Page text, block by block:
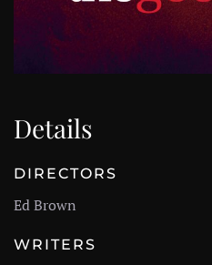
Details
DIRECTORS
Ed Brown
WRITERS